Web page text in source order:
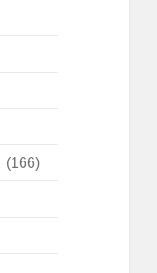
(166)